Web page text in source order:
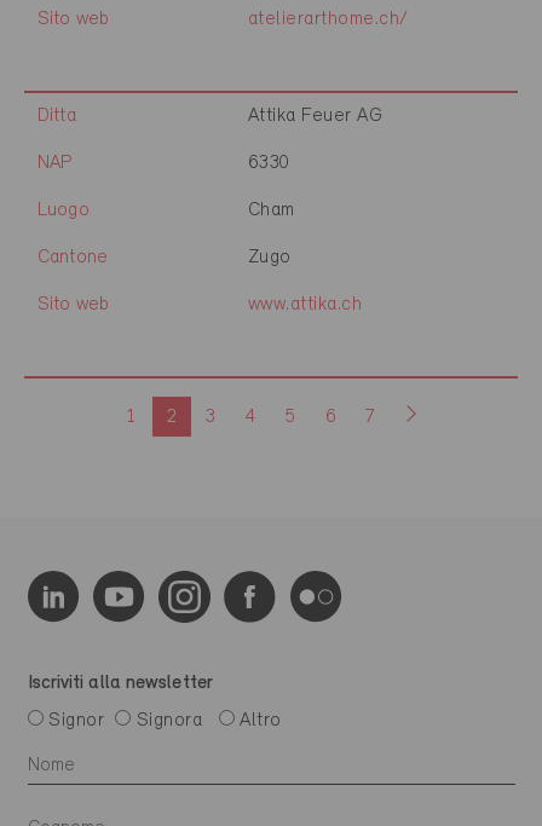
Sito web atelierarthome.ch/
Ditta Attika Feuer AG
NAP 6330
Luogo Cham
Cantone Zugo
Sito web www.attika.ch
1 2 3 4 5 6 7
Iscriviti alla newsletter
Signor
Signora Altro